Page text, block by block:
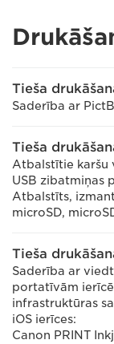
Tieša
Saderība ar
Tieša
Atbalstītie karšu
USB zibatmiņas
Atbalstīts,
microSD,
Tieša
Saderība ar
portatīvām
infrastruktūras
iOS ierīces:
Canon PRINT